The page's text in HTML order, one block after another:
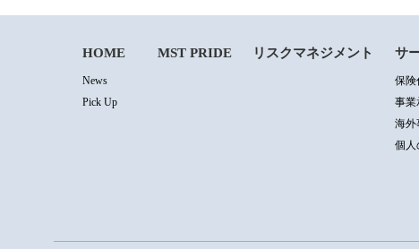
HOME
News
Pick Up
MST PRIDE リスクマネジメント サ
保険
事業
海外
個人